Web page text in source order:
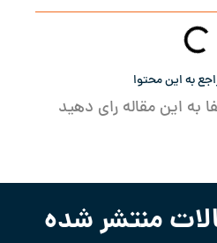
به این محتوا
به این مقاله رای دهید
منتشر شده